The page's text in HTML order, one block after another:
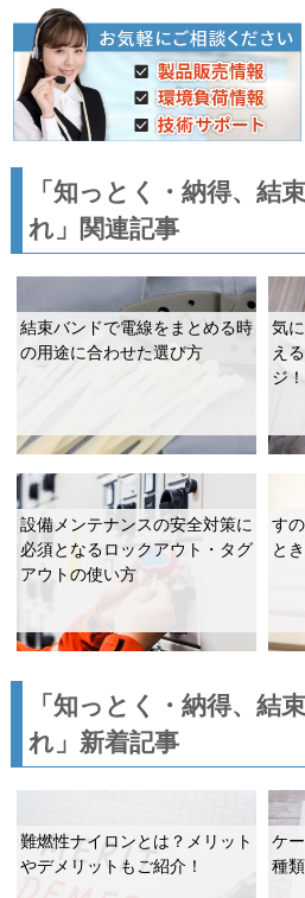
「知っとく・納得、結
れ」関連記事
結束バンドで電線をまとめる時
の用途に合わせた選び方
気
え
ジ！
設備メンテナンスの安全対策に
必須となるロックアウト・タグ
アウトの使い方
す
と
「知っとく・納得、結
れ」新着記事
難燃性ナイロンとは？メリット
やデメリットもご紹介！
ケ
種